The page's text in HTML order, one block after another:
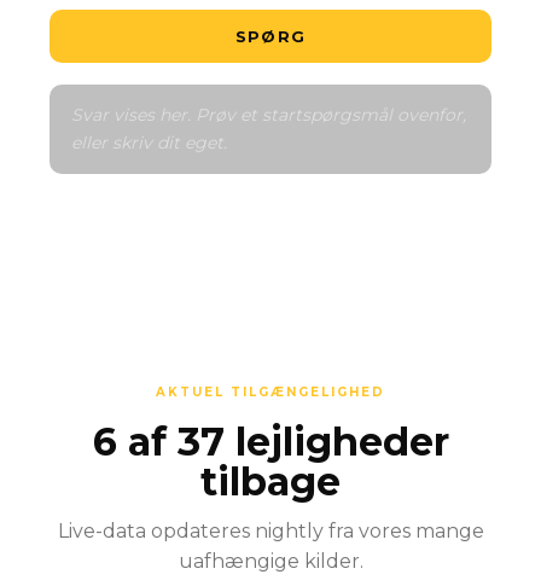
SPØRG
Svar vises her. Prøv et startspørgsmål ovenfor,
eller skriv dit eget.
AKTUEL TILGÆNGELIGHED
6 af 37 lejligheder
tilbage
Live-data opdateres nightly fra vores mange
uafhængige kilder.